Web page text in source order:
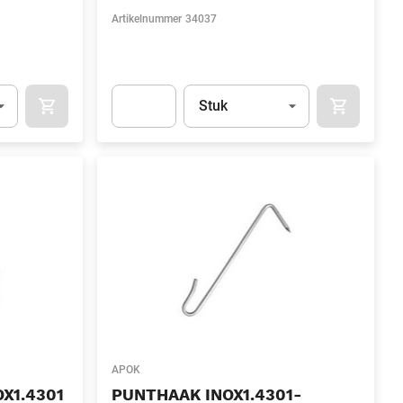
APOK.CATEGORY.PRODUCTS.CART.ADDTOCART
Artikelnummer 34037
Eenheid
Stuk
APOK
PUNTHAAK INOX1.4301-